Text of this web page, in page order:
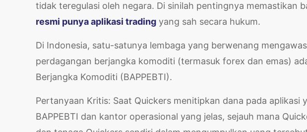
tidak teregulasi oleh negara. Di sinilah pentingnya memastikan
resmi punya aplikasi trading yang sah secara hukum.
Di Indonesia, satu-satunya lembaga yang berwenang
perdagangan berjangka komoditi (termasuk forex dan emas)
Berjangka Komoditi (BAPPEBTI).
Pertanyaan Kritis: Saat Quickers menitipkan dana pada aplikasi
BAPPEBTI dan kantor operasional yang jelas, sejauh mana